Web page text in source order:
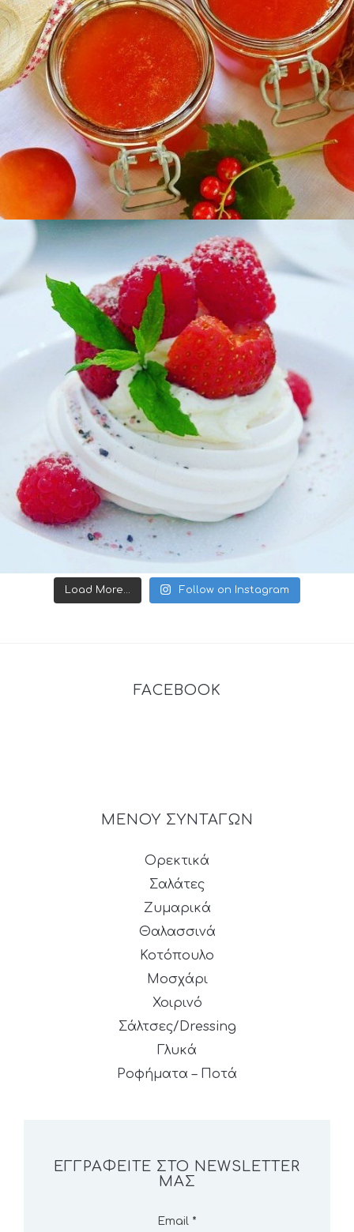
Load More... Follow on Instagram
FACEBOOK
ΜΕΝΟΥ ΣΥΝΤΑΓΩΝ
Ορεκτικά
Σαλάτες
Ζυμαρικά
Θαλασσινά
Κοτόπουλο
Μοσχάρι
Χοιρινό
Σάλτσες/Dressing
Γλυκά
Ροφήματα – Ποτά
ΕΓΓΡΑΦΕΊΤΕ ΣΤΟ NEWSLETTER
ΜΑΣ
Email *